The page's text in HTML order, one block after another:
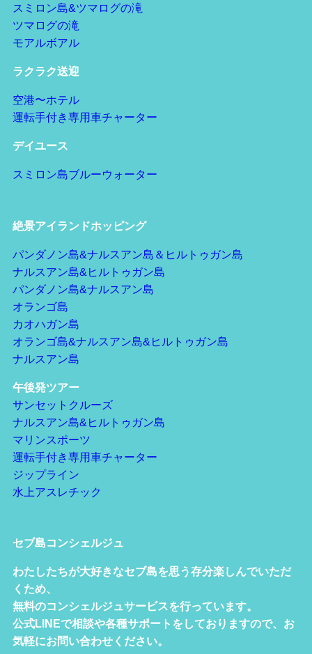
スミロン島&ツマログの滝
ツマログの滝
モアルボアル
ラクラク送迎
空港〜ホテル
運転手付き専用車チャーター
デイユース
スミロン島ブルーウォーター
絶景アイランドホッピング
パンダノン島&ナルスアン島＆ヒルトゥガン島
ナルスアン島&ヒルトゥガン島
パンダノン島&ナルスアン島
オランゴ島
カオハガン島
オランゴ島&ナルスアン島&ヒルトゥガン島
ナルスアン島
午後発ツアー
サンセットクルーズ
ナルスアン島&ヒルトゥガン島
マリンスポーツ
運転手付き専用車チャーター
ジップライン
水上アスレチック
セブ島コンシェルジュ
わたしたちが大好きなセブ島を思う存分楽しんでいただ
くため、
無料のコンシェルジュサービスを行っています。
公式LINEで相談や各種サポートをしておりますので、お
気軽にお問い合わせください。